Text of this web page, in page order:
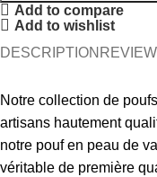
Add to compare
Add to wishlist
DESCRIPTION
Notre collection de
artisans hautement
notre pouf en peau de
véritable de première